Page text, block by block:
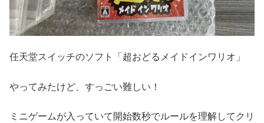
任天堂スイッチのソフト「超おどるメイドインワリオ」
やってみたけど、すっごい難しい！
ミニゲームが入っていて開始数秒でルールを理解してクリ